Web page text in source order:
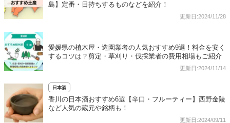
島】定番・日持ちするものなどを紹介！
更新日:2024/11/28
愛媛県の植木屋・造園業者の人気おすすめ9選！料金を安く
するコツは？剪定・草刈り・伐採業者の費用相場もご紹介
更新日:2024/11/14
日本酒
香川の日本酒おすすめ6選【辛口・フルーティー】西野金陵
など人気の蔵元や銘柄も！
更新日:2024/09/11